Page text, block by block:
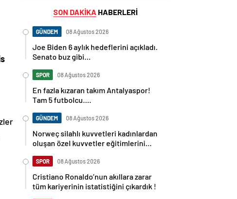
SON DAKİKA HABERLERİ
GÜNDEM 08 Ağustos 2026
Joe Biden 6 aylık hedeflerini açıkladı.
Senato buz gibi…
SPOR 08 Ağustos 2026
En fazla kızaran takım Antalyaspor!
Tam 5 futbolcu….
GÜNDEM 08 Ağustos 2026
Norweç silahlı kuvvetleri kadınlardan
oluşan özel kuvvetler eğitimlerini
SPOR 08 Ağustos 2026
Cristiano Ronaldo’nun akıllara zarar
tüm kariyerinin istatistiğini çıkardık !